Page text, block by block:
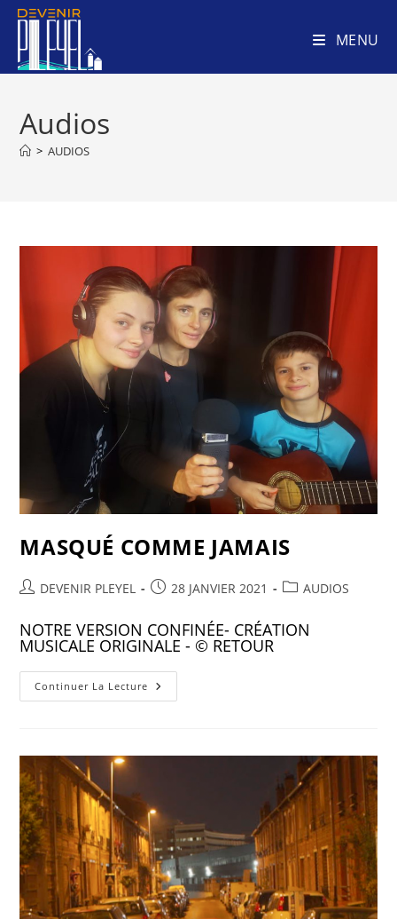
MENU
Audios
> AUDIOS
MASQUÉ COMME JAMAIS
DEVENIR PLEYEL 28 JANVIER 2021 AUDIOS
NOTRE VERSION CONFINÉE- CRÉATION
MUSICALE ORIGINALE - © RETOUR
Continuer La Lecture